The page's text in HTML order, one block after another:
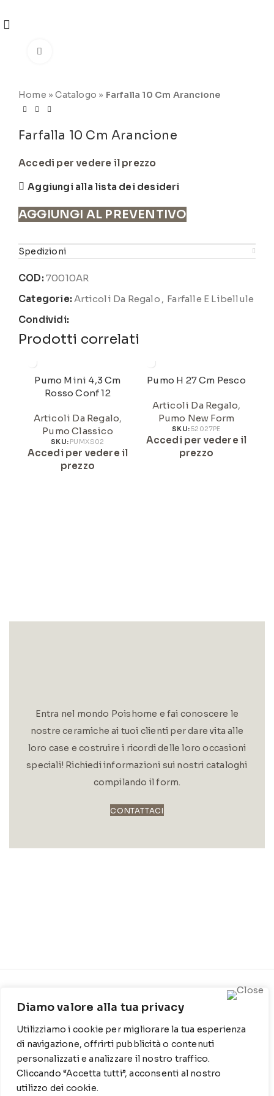
Diamo valore alla tua privacy
Utilizziamo i cookie per migliorare la tua esperienza
di navigazione, offrirti pubblicità o contenuti
personalizzati e analizzare il nostro traffico.
Cliccando “Accetta tutti”, acconsenti al nostro
utilizzo dei cookie.
Home »Catalogo » Farfalla 10 Cm Arancione
Farfalla 10 Cm Arancione
Accedi per vedere il prezzo
Aggiungi alla lista dei desideri
AGGIUNGI AL PREVENTIVO
Spedizioni
COD: 70010AR
Categorie: Articoli Da Regalo , Farfalle E Libellule
Condividi:
Prodotti correlati
Pumo Mini 4,3 Cm
Rosso Conf 12
Articoli Da Regalo,
Pumo Classico
SKU: PUMXS02
Accedi per vedere il
prezzo
Pumo H 27 Cm Pesco
Articoli Da Regalo,
Pumo New Form
SKU:52027PE
Accedi per vedere il
prezzo
Entra nel mondo Poishome e fai conoscere le
nostre ceramiche ai tuoi clienti per dare vita alle
loro case e costruire i ricordi delle loro occasioni
speciali! Richiedi informazioni sui nostri cataloghi
compilando il form.
CONTATTACI
1316 - 70044 Polignano a
mare
T
WZ: 329 6510725
Cookie Policy
Privacy Policy